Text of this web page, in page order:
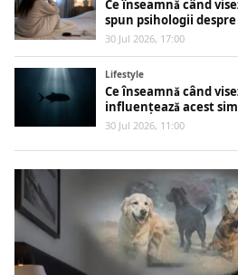
Ce înseamnă când
spun psihologii
30 Jul 2026, 17:00
Lifestyle
Ce înseamnă când
influențează acest
30 Jul 2026, 11:00